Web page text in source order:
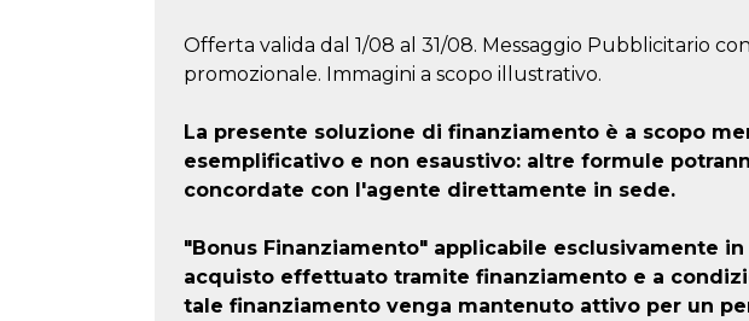
Offerta valida dal 1/08 al 31/08. Messaggio Pubblicitario
promozionale. Immagini a scopo illustrativo.
La presente soluzione di finanziamento è a scopo
esemplificativo e non esaustivo: altre formule
concordate con l'agente direttamente in sede.
"Bonus Finanziamento" applicabile esclusivamente in
acquisto effettuato tramite finanziamento e a
tale finanziamento venga mantenuto attivo per un